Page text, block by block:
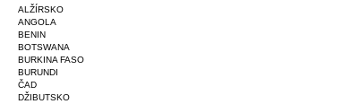
ALŽÍRSKO
ANGOLA
BENIN
BOTSWANA
BURKINA FASO
BURUNDI
ČAD
DŽIBUTSKO